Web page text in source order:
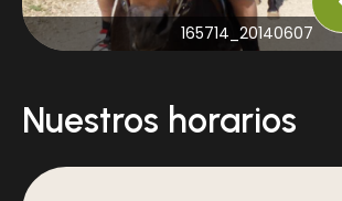
20140607_165714
Nuestros horarios